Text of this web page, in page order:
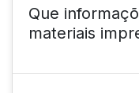
Essenciais
cartões de
Que
materiais